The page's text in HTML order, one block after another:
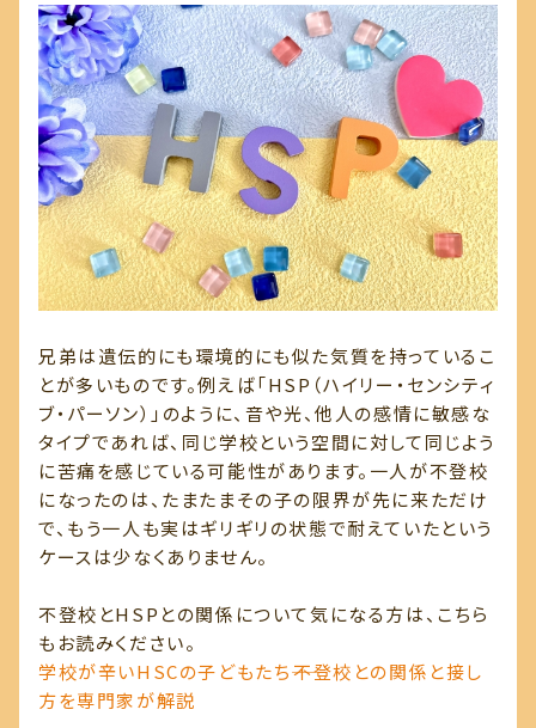
兄弟は遺伝的にも環境的にも似た気質を持っているこ
とが多いものです。例えば「HSP（ハイリー・センシティ
ブ・パーソン）」のように、音や光、他人の感情に敏感な
タイプであれば、同じ学校という空間に対して同じよう
に苦痛を感じている可能性があります。一人が不登校
になったのは、たまたまその子の限界が先に来ただけ
で、もう一人も実はギリギリの状態で耐えていたという
ケースは少なくありません。
不登校とHSPとの関係について気になる方は、こちら
もお読みください。
学校が辛いHSCの子どもたち――不登校との関係と接し
方を専門家が解説